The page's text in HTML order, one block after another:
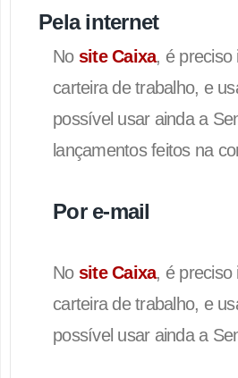
Pela internet
No site Caixa, é preciso
carteira de trabalho, e
possível usar ainda a
lançamentos feitos na
Por e-mail
No site Caixa, é preciso
carteira de trabalho, e
possível usar ainda a